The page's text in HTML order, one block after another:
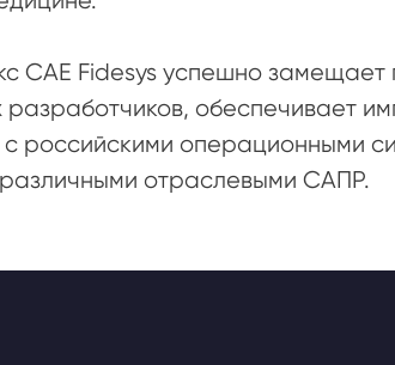
CAE Fidesys успешно
обеспечивает
российскими операционными
отраслевыми САПР.